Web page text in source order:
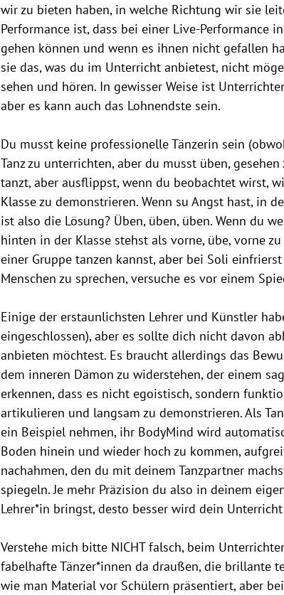
wir zu bieten haben, in welche Richtung wir sie
Performance ist, dass bei einer Live-Performance
gehen können und wenn es ihnen nicht gefallen
sie das, was du im Unterricht anbietest, nicht
sehen und hören. In gewisser Weise ist
aber es kann auch das Lohnendste sein.
Du musst keine professionelle Tänzerin sein
Tanz zu unterrichten, aber du musst üben,
tanzt, aber ausflippst, wenn du beobachtet wirst,
Klasse zu demonstrieren. Wenn su Angst hast, in
ist also die Lösung? Üben, üben, üben. Wenn du
hinten in der Klasse stehst als vorne, übe, vorne
einer Gruppe tanzen kannst, aber bei Soli
Menschen zu sprechen, versuche es vor einem
Einige der erstaunlichsten Lehrer und Künstler
eingeschlossen), aber es sollte dich nicht davon
anbieten möchtest. Es braucht allerdings das
dem inneren Dämon zu widerstehen, der einem
erkennen, dass es nicht egoistisch, sondern
artikulieren und langsam zu demonstrieren. Als
ein Beispiel nehmen, ihr BodyMind wird
Boden hinein und wieder hoch zu kommen,
nachahmen, den du mit deinem Tanzpartner
spiegeln. Je mehr Präzision du also in deinem
Lehrer*in bringst, desto besser wird dein
Verstehe mich bitte NICHT falsch, beim
fabelhafte Tänzer*innen da draußen, die brillante
wie man Material vor Schülern präsentiert, aber